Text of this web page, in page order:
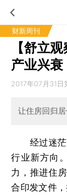
财新周刊
【舒立
产业兴衰
2017年07月31日
让住房回归
经过迷茫
行业新方向
力，推进住
合印发文件